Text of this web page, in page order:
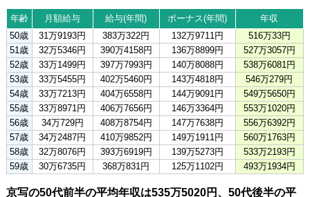
年齢 月額給与 給与(年間) ボーナス(年間)
年収
50歳
31万9193円 383万322円 132万9711円
516万33円
51歳
32万5346円 390万4158円 136万8899円
527万3057円
52歳
33万1499円 397万7993円 140万8088円
538万6081円
53歳
33万5455円 402万5460円 143万4818円
546万279円
54歳
33万7213円 404万6558円 144万9091円
549万5650円
55歳
33万8971円 406万7656円 146万3364円
553万1020円
56歳
34万729円 408万8754円 147万7638円
556万6392円
57歳
34万2487円 410万9852円 149万1911円
560万1763円
58歳
32万8076円 393万6919円 139万5273円
533万2193円
59歳
30万6735円 368万831円 125万1102円 493万1934円
京写の50代前半の平均年収は535万5020円、50代後半の平